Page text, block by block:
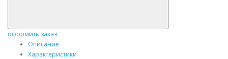
оформить заказ
Описание
Характеристики